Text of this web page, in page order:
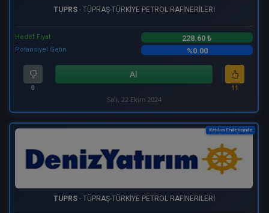
TUPRS- TÜPRAŞ-TÜRKİYE PETROL RAFİNERİLERİ
Hedef Fiyat 228.60 ₺
Potansiyel Getiri %0.00
0
Al
11
Salı, 22 Ekim 2024
Katılım Endeksinde
TUPRS- TÜPRAŞ-TÜRKİYE PETROL RAFİNERİLERİ